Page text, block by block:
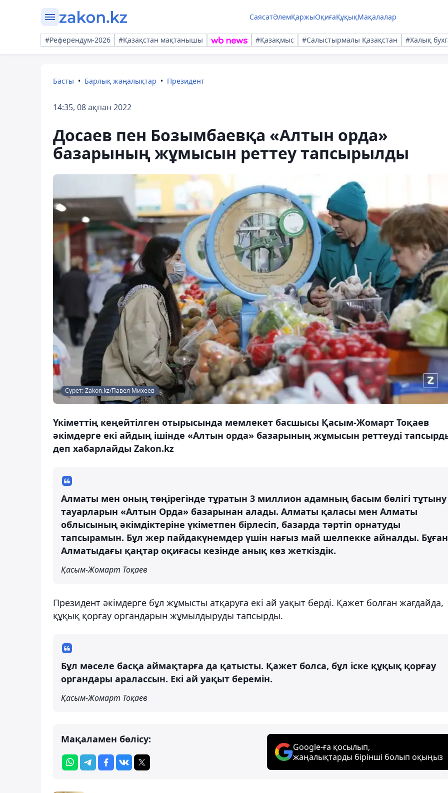
СаясатӘлемҚаржыОқиғаҚұқықМақалалар
#Референдум-2026 #Қазақстан мақтанышы #Қазақмыс #Салыстырмалы Қазақстан #Халық
Басты Барлық жаңалықтар Президент
14:35, 08 ақпан 2022
Досаев пен Бозымбаевқа «Алтын орда»
базарының жұмысын реттеу тапсырылды
Сурет: Zakon.kz/Павел Михеев
Үкіметтің кеңейтілген отырысында мемлекет басшысы Қасым-Жомарт Тоқаев
әкімдерге екі айдың ішінде «Алтын орда» базарының жұмысын реттеуді
деп хабарлайды Zakon.kz
Алматы мен оның төңірегінде тұратын 3 миллион адамның басым бөлігі тұтыну
тауарларын «Алтын Орда» базарынан алады. Алматы қаласы мен Алматы
облысының әкімдіктеріне үкіметпен бірлесіп, базарда тәртіп орнатуды
тапсырамын. Бұл жер пайдакүнемдер үшін нағыз май шелпекке айналды. Бұған
Алматыдағы қаңтар оқиғасы кезінде анық көз жеткіздік.
Қасым-Жомарт Тоқаев
Президент әкімдерге бұл жұмысты атқаруға екі ай уақыт берді. Қажет болған жағдайда,
құқық қорғау органдарын жұмылдыруды тапсырды.
Бұл мәселе басқа аймақтарға да қатысты. Қажет болса, бұл іске құқық қорғау
органдары аралассын. Екі ай уақыт беремін.
Қасым-Жомарт Тоқаев
Мақаламен бөлісу:
Google-ға қосылып,
жаңалықтарды бірінші болып оқыңыз